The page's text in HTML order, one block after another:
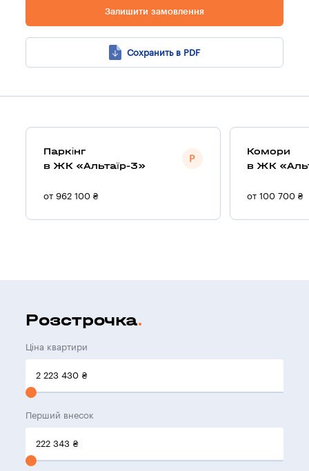
Залишити замовлення
Сохранить в PDF
Паркінг
в ЖК «Альтаїр-3»
от 962 100 ₴
Комори
в ЖК
от 100 700 ₴
Розстрочка
Ціна квартири
2 223 430 ₴
Перший внесок
222 343 ₴